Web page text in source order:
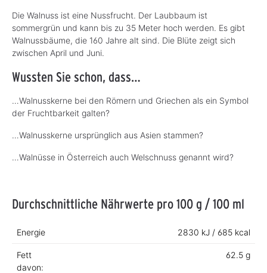
Die Walnuss ist eine Nussfrucht. Der Laubbaum ist
sommergrün und kann bis zu 35 Meter hoch werden. Es gibt
Walnussbäume, die 160 Jahre alt sind. Die Blüte zeigt sich
zwischen April und Juni.
Wussten Sie schon, dass…
…Walnusskerne bei den Römern und Griechen als ein Symbol
der Fruchtbarkeit galten?
…Walnusskerne ursprünglich aus Asien stammen?
…Walnüsse in Österreich auch Welschnuss genannt wird?
Durchschnittliche Nährwerte pro 100 g / 100 ml
Energie 2830 kJ / 685 kcal
Fett
davon:
62.5 g